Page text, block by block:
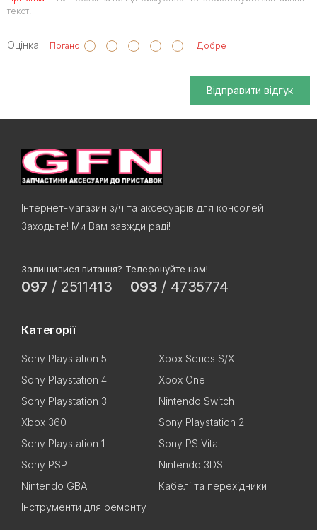
текст.
Оцінка Погано Добре
Відправити відгук
Інтернет-магазин з/ч та аксесуарів для консолей
Заходьте! Ми Вам завжди раді!
Залишилися питання? Телефонуйте нам!
097 / 2511413 093 / 4735774
Категорії
Sony Playstation 5
Xbox Series S/X
Sony Playstation 4
Xbox One
Sony Playstation 3
Nintendo Switch
Xbox 360
Sony Playstation 2
Sony Playstation 1
Sony PS Vita
Sony PSP
Nintendo 3DS
Nintendo GBA
Кабелі та перехідники
Інструменти для ремонту